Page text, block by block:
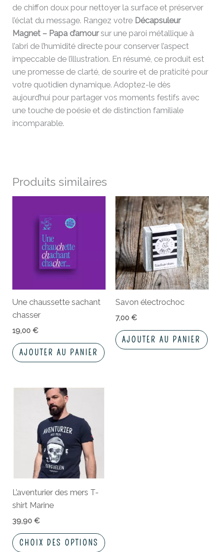
de chiffon doux pour nettoyer la surface et préserver
l’éclat du message. Rangez votre Décapsuleur
Magnet – Papa d’amoursur une paroi métallique à
l’abri de l’humidité directe pour conserver l’aspect
impeccable de l’illustration. En résumé, ce produit est
une promesse de clarté, de sourire et de praticité pour
votre quotidien dynamique. Adoptez-le dès
aujourd’hui pour partager vos moments festifs avec
une touche de poésie et de distinction familiale
incomparable.
Produits similaires
Une chaussette sachant
chasser
19,00€
AJOUTER AU PANIER
Savon électrochoc
7,00 €
AJOUTER AU PANIER
L’aventurier des mers T-
shirt Marine
39,90€
CHOIX DES OPTIONS
page